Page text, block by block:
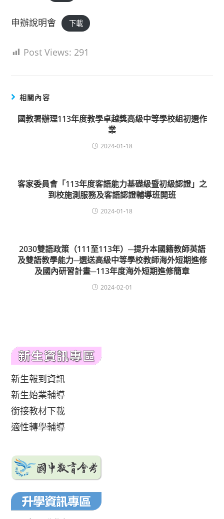
申辦說明會 下載
Post Views: 291
相關內容
國教署辦理113年度教學卓越獎高級中等學校組初選作
業
2024-01-18
客家委員會「113年度客語能力基礎級暨初級認證」之
到校施測服務及客語認證輔導班開班
2024-01-18
2030雙語政策（111至113年）─提升本國籍教師英語
及雙語教學能力─選送高級中等學校教師海外短期進修
及國內研習計畫─113年度海外短期進修簡章
2024-02-01
新生報到資訊
新生始業輔導
銜接教材下載
適性轉學輔導